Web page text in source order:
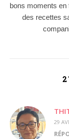
bons moments
des recettes
29